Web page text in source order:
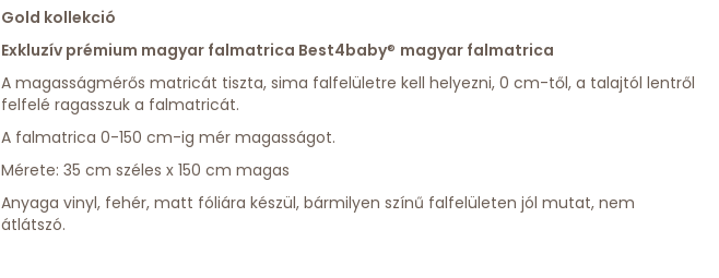
Gold kollekció
Exkluzív prémium magyar falmatrica Best4baby® magyar falmatrica
A magasságmérős matricát tiszta, sima falfelületre kell helyezni, 0 cm-től, a talajtól lentről
felfelé ragasszuk a falmatricát.
A falmatrica 0-150 cm-ig mér magasságot.
Mérete: 35 cm széles x 150 cm magas
Anyaga vinyl, fehér, matt fóliára készül, bármilyen színű falfelületen jól mutat, nem
átlátszó.